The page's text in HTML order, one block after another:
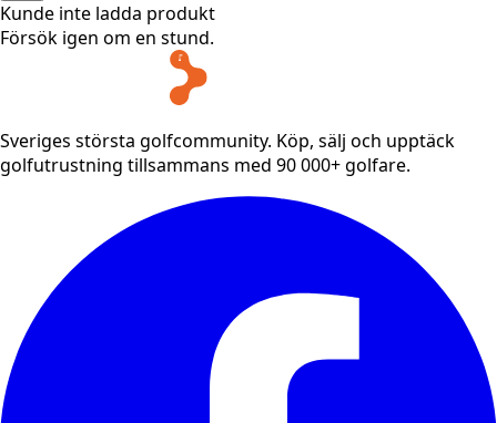
Kunde inte ladda produkt
Försök igen om en stund.
Sveriges största golfcommunity. Köp, sälj och upptäck
golfutrustning tillsammans med 90 000+ golfare.